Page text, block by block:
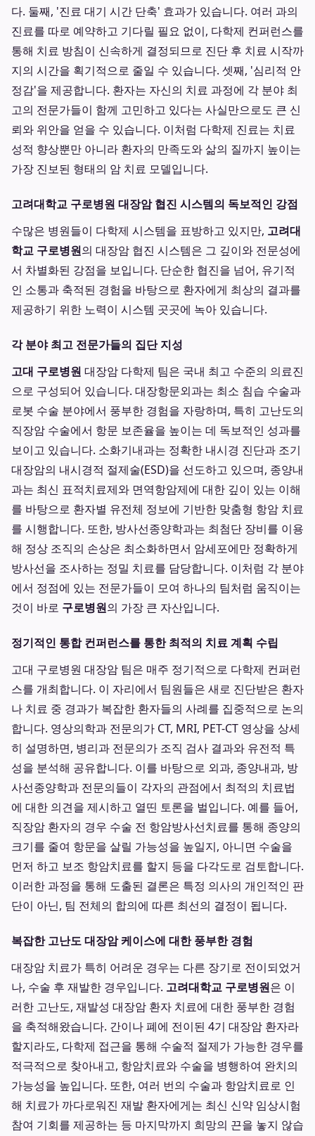
다. 둘째, '진료 대기 시간 단축' 효과가 있습니다. 여러 과의
진료를 따로 예약하고 기다릴 필요 없이, 다학제 컨퍼런스를
통해 치료 방침이 신속하게 결정되므로 진단 후 치료 시작까
지의 시간을 획기적으로 줄일 수 있습니다. 셋째, '심리적 안
정감'을 제공합니다. 환자는 자신의 치료 과정에 각 분야 최
고의 전문가들이 함께 고민하고 있다는 사실만으로도 큰 신
뢰와 위안을 얻을 수 있습니다. 이처럼 다학제 진료는 치료
성적 향상뿐만 아니라 환자의 만족도와 삶의 질까지 높이는
가장 진보된 형태의 암 치료 모델입니다.
고려대학교 구로병원 대장암 협진 시스템의 독보적인 강점
수많은 병원들이 다학제 시스템을 표방하고 있지만, 고려대
학교 구로병원의 대장암 협진 시스템은 그 깊이와 전문성에
서 차별화된 강점을 보입니다. 단순한 협진을 넘어, 유기적
인 소통과 축적된 경험을 바탕으로 환자에게 최상의 결과를
제공하기 위한 노력이 시스템 곳곳에 녹아 있습니다.
각 분야 최고 전문가들의 집단 지성
고대 구로병원 대장암 다학제 팀은 국내 최고 수준의 의료진
으로 구성되어 있습니다. 대장항문외과는 최소 침습 수술과
로봇 수술 분야에서 풍부한 경험을 자랑하며, 특히 고난도의
직장암 수술에서 항문 보존율을 높이는 데 독보적인 성과를
보이고 있습니다. 소화기내과는 정확한 내시경 진단과 조기
대장암의 내시경적 절제술(ESD)을 선도하고 있으며, 종양내
과는 최신 표적치료제와 면역항암제에 대한 깊이 있는 이해
를 바탕으로 환자별 유전체 정보에 기반한 맞춤형 항암 치료
를 시행합니다. 또한, 방사선종양학과는 최첨단 장비를 이용
해 정상 조직의 손상은 최소화하면서 암세포에만 정확하게
방사선을 조사하는 정밀 치료를 담당합니다. 이처럼 각 분야
에서 정점에 있는 전문가들이 모여 하나의 팀처럼 움직이는
것이 바로 구로병원의 가장 큰 자산입니다.
정기적인 통합 컨퍼런스를 통한 최적의 치료 계획 수립
고대 구로병원 대장암 팀은 매주 정기적으로 다학제 컨퍼런
스를 개최합니다. 이 자리에서 팀원들은 새로 진단받은 환자
나 치료 중 경과가 복잡한 환자들의 사례를 집중적으로 논의
합니다. 영상의학과 전문의가 CT, MRI, PET-CT 영상을 상세
히 설명하면, 병리과 전문의가 조직 검사 결과와 유전적 특
성을 분석해 공유합니다. 이를 바탕으로 외과, 종양내과, 방
사선종양학과 전문의들이 각자의 관점에서 최적의 치료법
에 대한 의견을 제시하고 열띤 토론을 벌입니다. 예를 들어,
직장암 환자의 경우 수술 전 항암방사선치료를 통해 종양의
크기를 줄여 항문을 살릴 가능성을 높일지, 아니면 수술을
먼저 하고 보조 항암치료를 할지 등을 다각도로 검토합니다.
이러한 과정을 통해 도출된 결론은 특정 의사의 개인적인 판
단이 아닌, 팀 전체의 합의에 따른 최선의 결정이 됩니다.
복잡한 고난도 대장암 케이스에 대한 풍부한 경험
대장암 치료가 특히 어려운 경우는 다른 장기로 전이되었거
나, 수술 후 재발한 경우입니다. 고려대학교 구로병원은 이
러한 고난도, 재발성 대장암 환자 치료에 대한 풍부한 경험
을 축적해왔습니다. 간이나 폐에 전이된 4기 대장암 환자라
할지라도, 다학제 접근을 통해 수술적 절제가 가능한 경우를
적극적으로 찾아내고, 항암치료와 수술을 병행하여 완치의
가능성을 높입니다. 또한, 여러 번의 수술과 항암치료로 인
해 치료가 까다로워진 재발 환자에게는 최신 신약 임상시험
참여 기회를 제공하는 등 마지막까지 희망의 끈을 놓지 않습